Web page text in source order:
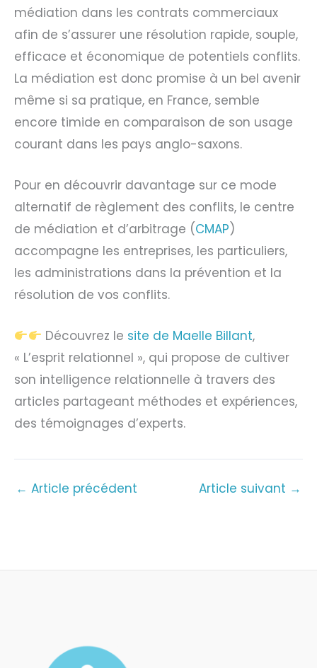
médiation dans les contrats commerciaux
afin de s’assurer une résolution rapide, souple,
efficace et économique de potentiels conflits.
La médiation est donc promise à un bel avenir
même si sa pratique, en France, semble
encore timide en comparaison de son usage
courant dans les pays anglo-saxons.
Pour en découvrir davantage sur ce mode
alternatif de règlement des conflits, le centre
de médiation et d’arbitrage (CMAP)
accompagne les entreprises, les particuliers,
les administrations dans la prévention et la
résolution de vos conflits.
Découvrez le site de Maelle Billant,
« L’esprit relationnel », qui propose de cultiver
son intelligence relationnelle à travers des
articles partageant méthodes et expériences,
des témoignages d’experts.
← Article précédent Article suivant →